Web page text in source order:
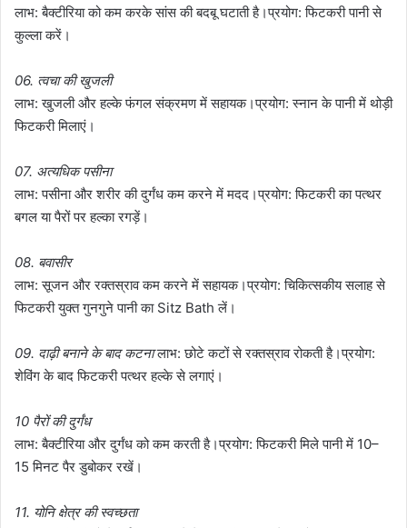
लाभ: बैक्टीरिया को कम करके सांस की बदबू घटाती है।प्रयोग: फिटकरी पानी से
कुल्ला करें।
06. त्वचा की खुजली
लाभ: खुजली और हल्के फंगल संक्रमण में सहायक।प्रयोग: स्नान के पानी में थोड़ी
फिटकरी मिलाएं।
07. अत्यधिक पसीना
लाभ: पसीना और शरीर की दुर्गंध कम करने में मदद।प्रयोग: फिटकरी का पत्थर
बगल या पैरों पर हल्का रगड़ें।
08. बवासीर
लाभ: सूजन और रक्तस्राव कम करने में सहायक।प्रयोग: चिकित्सकीय सलाह से
फिटकरी युक्त गुनगुने पानी का Sitz Bath लें।
09. दाढ़ी बनाने के बाद कटनालाभ: छोटे कटों से रक्तस्राव रोकती है।प्रयोग:
शेविंग के बाद फिटकरी पत्थर हल्के से लगाएं।
10 पैरों की दुर्गंध
लाभ: बैक्टीरिया और दुर्गंध को कम करती है।प्रयोग: फिटकरी मिले पानी में 10–
15 मिनट पैर डुबोकर रखें।
11. योनि क्षेत्र की स्वच्छता